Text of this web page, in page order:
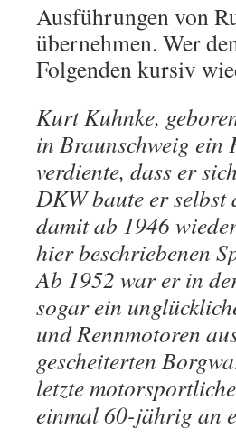
Ausführungen von
übernehmen. Wer
Folgenden kursiv
Kurt Kuhnke,
in Braunschweig ein
verdiente, dass er
DKW baute er
damit ab 1946
hier beschriebenen
Ab 1952 war er in
sogar ein
und Rennmotoren
gescheiterten
letzte
einmal 60-jährig an